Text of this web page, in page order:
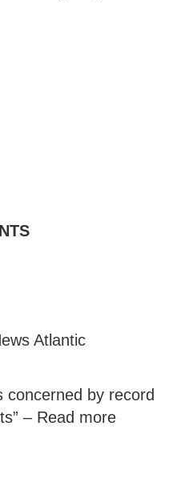
Atlantic
concerned by record
– Read more